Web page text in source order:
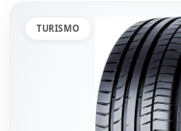
TURISMO